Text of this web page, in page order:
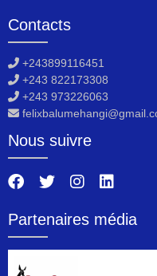
Contacts
+243899116451
+243 822173308
+243 973226063
Nous suivre
Partenaires média